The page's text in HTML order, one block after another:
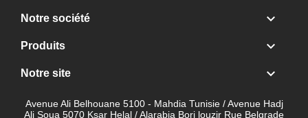
Notre société 
Produits 
Notre site 
Avenue Ali Belhouane 5100 - Mahdia Tunisie / Avenue Hadj
Ali Soua 5070 Ksar Helal / Alarabia Borj louzir Rue Belgrade